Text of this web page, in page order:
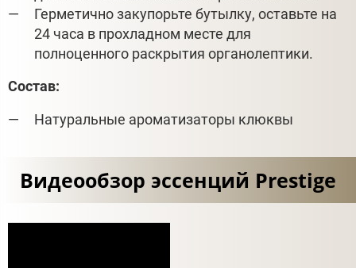
Герметично закупорьте бутылку, оставьте на
24 часа в прохладном месте для
полноценного раскрытия органолептики.
Состав:
Натуральные ароматизаторы клюквы
Видеообзор эссенций Prestige